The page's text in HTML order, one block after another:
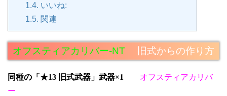
1.4. いいね:
1.5. 関連
オフスティアカリバー-NT旧式からの作り方
同種の「★13 旧式武器」武器×1
オフスティアカリバ
ー